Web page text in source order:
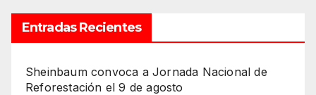
Entradas Recientes
Sheinbaum convoca a Jornada Nacional de
Reforestación el 9 de agosto